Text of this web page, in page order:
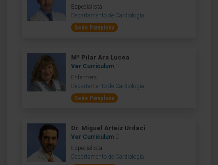
Especialista
Departamento de Cardiología
Sede Pamplona
Mª Pilar Ara Lucea
Ver Curriculum
Enfermera
Departamento de Cardiología
Sede Pamplona
Dr. Miguel Artaiz Urdaci
Ver Curriculum
Especialista
Departamento de Cardiología